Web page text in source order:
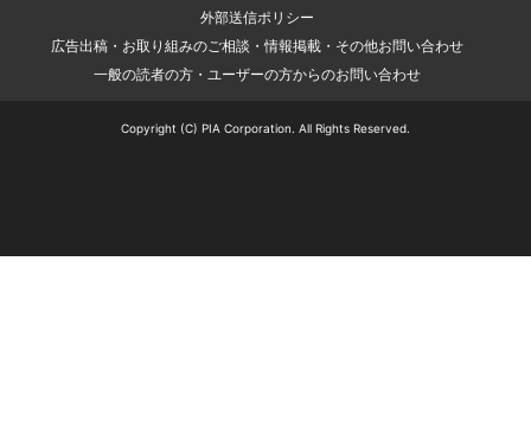
外部送信ポリシー
広告出稿・お取り組みのご相談・情報掲載・その他お問い合わせ
一般の読者の方・ユーザーの方からのお問い合わせ
Copyright (C) PIA Corporation. All Rights Reserved.